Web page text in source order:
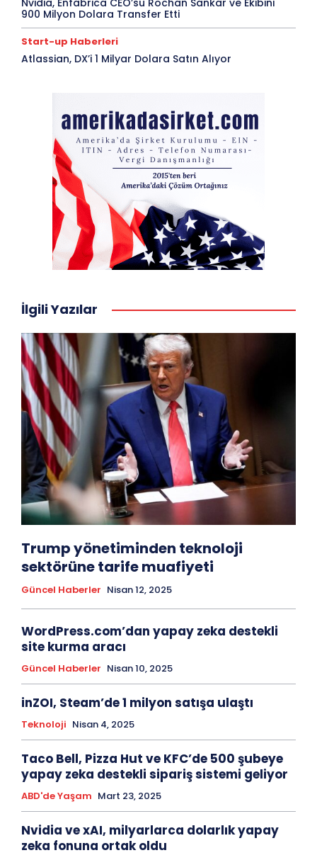
900 Milyon Dolara Transfer Etti
Start-up Haberleri
Atlassian, DX’i 1 Milyar Dolara Satın Alıyor
İlgili Yazılar
Trump yönetiminden teknoloji
sektörüne tarife muafiyeti
Güncel Haberler Nisan 12, 2025
WordPress.com’dan yapay zeka destekli
site kurma aracı
Güncel Haberler Nisan 10, 2025
inZOI, Steam’de 1 milyon satışa ulaştı
Teknoloji Nisan 4, 2025
Taco Bell, Pizza Hut ve KFC’de 500 şubeye
yapay zeka destekli sipariş sistemi geliyor
ABD'de Yaşam Mart 23, 2025
Nvidia ve xAI, milyarlarca dolarlık yapay
zeka fonuna ortak oldu